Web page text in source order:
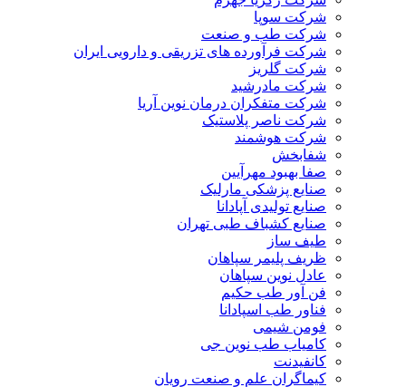
شرکت سوپا
شرکت طب و صنعت
شرکت فرآورده های تزریقی و دارویی ایران
شرکت گلریز
شرکت مادرشید
شرکت متفکران درمان نوین آریا
شرکت ناصر پلاستیک
شرکت هوشمند
شفابخش
صفا بهبود مهرآیین
صنایع پزشکی مارلیک
صنایع تولیدی آپادانا
صنایع کشباف طبی تهران
طیف ساز
ظریف پلیمر سپاهان
عادل نوین سپاهان
فن آور طب حکیم
فناور طب اسپادانا
فومن شیمی
کامیاب طب نوین جی
کانفیدنت
کیماگران علم و صنعت رویان